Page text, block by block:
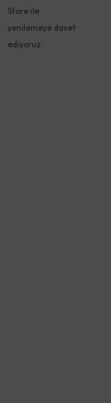
Store ile
yenilemeye davet
ediyoruz.